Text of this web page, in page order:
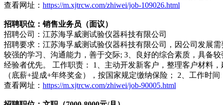
查看网址： https://m.xjtrcw.com/zhiwei/job-109026.html
招聘职位：销售业务员（面议）
招聘公司：江苏海孚威测试验仪器科技有限公司
招聘要求：江苏海孚威测试验仪器科技有限公司，因公司发展
较强的学习、沟通能力，善于交际; 3、良好的综合素质，具备
经验者优先。 工作职责： 1、主动开发新客户，整理客户材料
（底薪+提成+年终奖金），按国家规定缴纳保险； 2、工作时
查看网址： https://m.xjtrcw.com/zhiwei/job-90005.html